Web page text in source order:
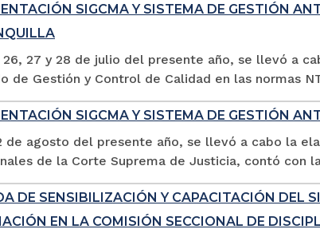
SIGCMA Y SISTEMA DE GESTIÓN
26, 27 y 28 de julio del presente año, se llevó a
de Gestión y Control de Calidad en las normas
SIGCMA Y SISTEMA DE GESTIÓN
de agosto del presente año, se llevó a cabo la
de la Corte Suprema de Justicia, contó con
DE SENSIBILIZACIÓN Y CAPACITACIÓN DEL
EN LA COMISIÓN SECCIONAL DE